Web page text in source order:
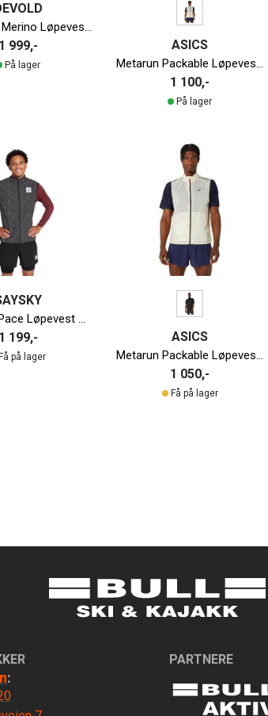
Endurance Merino Løpevest Herre
1 999,-
På lager
ASICS
Metarun Packable Løpevest Herre
1 100,-
På lager
Reflective Pace Løpevest Herre
1 199,-
Få på lager
ASICS
Metarun Packable Løpevest Herre
1 050,-
Få på lager
:
PARTNERE